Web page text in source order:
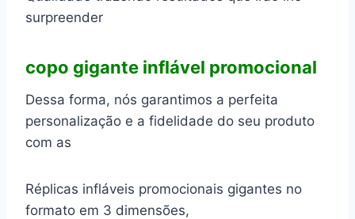
surpreender
copo gigante inflável promocional
Dessa forma, nós garantimos a perfeita
personalização e a fidelidade do seu produto
com as
Réplicas infláveis promocionais gigantes no
formato em 3 dimensões,